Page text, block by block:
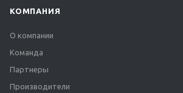
КОМПАНИЯ
О компании
Команда
Партнеры
Производители